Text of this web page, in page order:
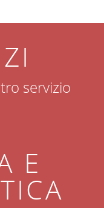
servizio
E